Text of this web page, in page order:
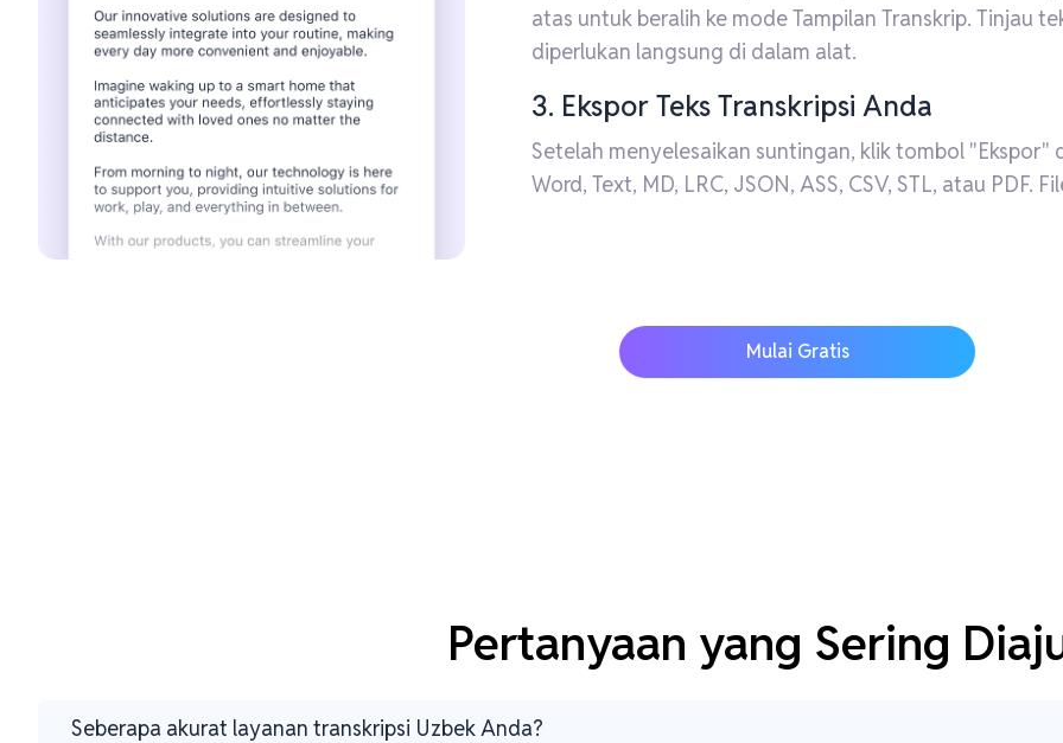
atas untuk beralih ke mode Tampilan Transkrip. Tinjau
diperlukan langsung di dalam alat.
3. Ekspor Teks Transkripsi Anda
Setelah menyelesaikan suntingan, klik tombol
Word, Text, MD, LRC, JSON, ASS, CSV, STL, atau PDF.
Mulai Gratis
Pertanyaan yang Sering
Seberapa akurat layanan transkripsi Uzbek Anda?